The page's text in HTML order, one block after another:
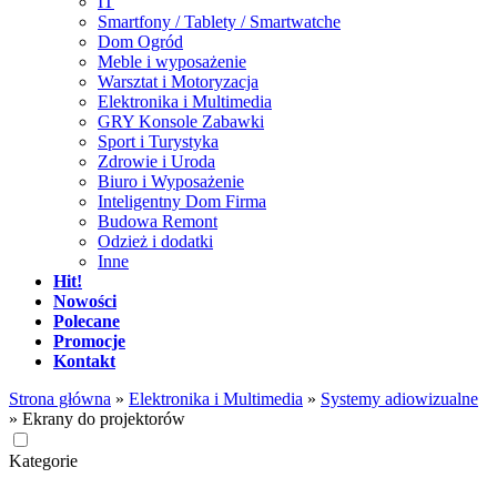
Smartfony / Tablety / Smartwatche
Dom Ogród
Meble i wyposażenie
Warsztat i Motoryzacja
Elektronika i Multimedia
GRY Konsole Zabawki
Sport i Turystyka
Zdrowie i Uroda
Biuro i Wyposażenie
Inteligentny Dom Firma
Budowa Remont
Odzież i dodatki
Inne
Hit!
Nowości
Polecane
Promocje
Kontakt
Strona główna » Elektronika i Multimedia » Systemy adiowizualne
» Ekrany do projektorów
Kategorie